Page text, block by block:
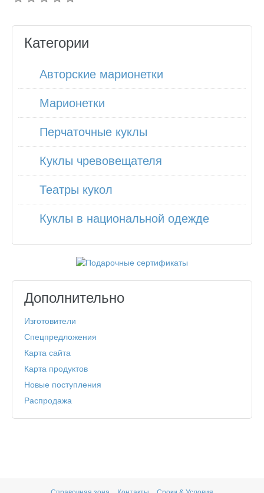
Категории
Авторские марионетки
Марионетки
Перчаточные куклы
Куклы чревовещателя
Театры кукол
Куклы в национальной одежде
Дополнительно
Изготовители
Спецпредложения
Карта сайта
Карта продуктов
Новые поступления
Распродажа